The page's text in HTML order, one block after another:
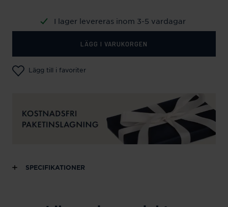
I lager levereras inom 3-5 vardagar
LÄGG I VARUKORGEN
Lägg till i favoriter
SPECIFIKATIONER